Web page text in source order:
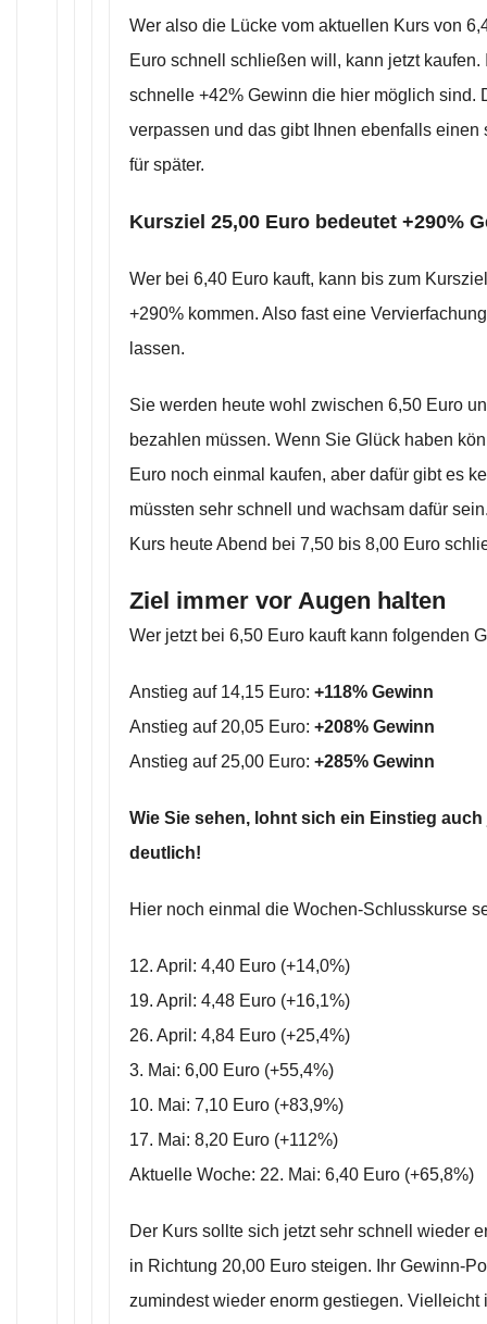
Wer also die Lücke vom aktuellen Kurs von
Euro schnell schließen will, kann jetzt kaufen.
schnelle +42% Gewinn die hier möglich sind.
verpassen und das gibt Ihnen ebenfalls einen
für später.
Kursziel 25,00 Euro bedeutet +290%
Wer bei 6,40 Euro kauft, kann bis zum
+290% kommen. Also fast eine
lassen.
Sie werden heute wohl zwischen 6,50 Euro
bezahlen müssen. Wenn Sie Glück haben
Euro noch einmal kaufen, aber dafür gibt es
müssten sehr schnell und wachsam dafür
Kurs heute Abend bei 7,50 bis 8,00 Euro
Ziel immer vor Augen halten
Wer jetzt bei 6,50 Euro kauft kann folgenden
Anstieg auf 14,15 Euro: +118% Gewinn
Anstieg auf 20,05 Euro: +208% Gewinn
Anstieg auf 25,00 Euro: +285% Gewinn
Wie Sie sehen, lohnt sich ein Einstieg
deutlich!
Hier noch einmal die Wochen-Schlusskurse
12. April: 4,40 Euro (+14,0%)
19. April: 4,48 Euro (+16,1%)
26. April: 4,84 Euro (+25,4%)
3. Mai: 6,00 Euro (+55,4%)
10. Mai: 7,10 Euro (+83,9%)
17. Mai: 8,20 Euro (+112%)
Aktuelle Woche: 22. Mai: 6,40 Euro (+65,8%)
Der Kurs sollte sich jetzt sehr schnell wieder
in Richtung 20,00 Euro steigen. Ihr Gewinn-
zumindest wieder enorm gestiegen. Vielleicht